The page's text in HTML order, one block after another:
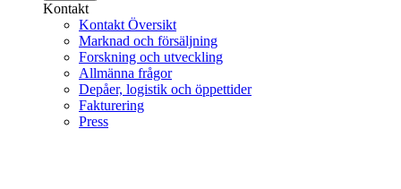
Kontakt
Kontakt Översikt
Marknad och försäljning
Forskning och utveckling
Allmänna frågor
Depåer, logistik och öppettider
Fakturering
Press